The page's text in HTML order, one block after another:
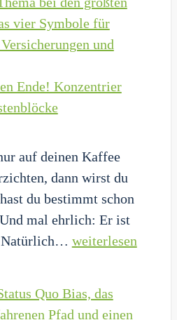
ehrliche
160€-
Rechnung
Ende! Konzentrier
auf deinen Kaffee
dann wirst du
du bestimmt schon
mal ehrlich: Er ist
Natürlich… Du
falschen
weiterlesen